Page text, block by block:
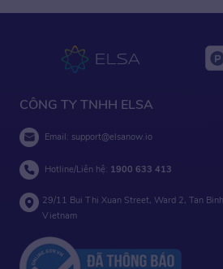
CÔNG TY TNHH ELSA
Email: support@elsanow.io
Hotline/Liên hệ: 1900 633 413
29/11 Bui Thi Xuan Street, Ward 2, Tan
Vietnam